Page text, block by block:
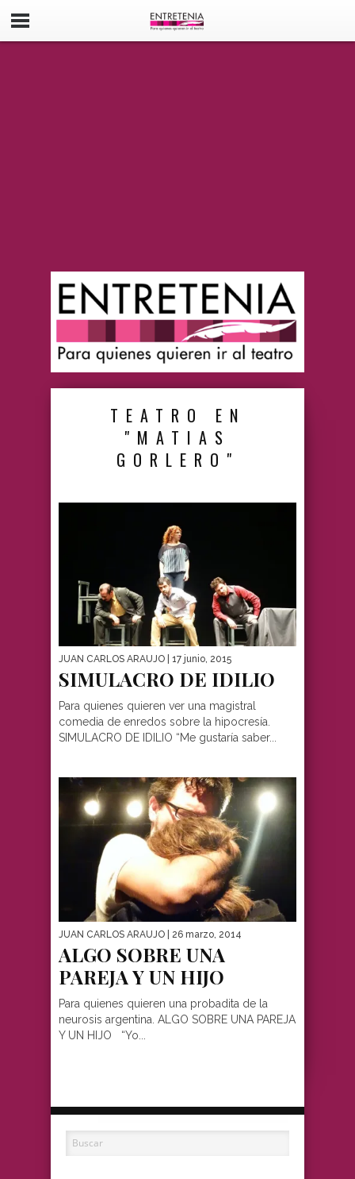
TEATRO EN
"MATIAS
GORLERO"
JUAN CARLOS ARAUJO | 17 junio, 2015
SIMULACRO DE IDILIO
Para quienes quieren ver una magistral
comedia de enredos sobre la hipocresía.
SIMULACRO DE IDILIO “Me gustaría saber...
JUAN CARLOS ARAUJO | 26 marzo, 2014
ALGO SOBRE UNA
PAREJA Y UN HIJO
Para quienes quieren una probadita de la
neurosis argentina. ALGO SOBRE UNA PAREJA
Y UN HIJO “Yo...